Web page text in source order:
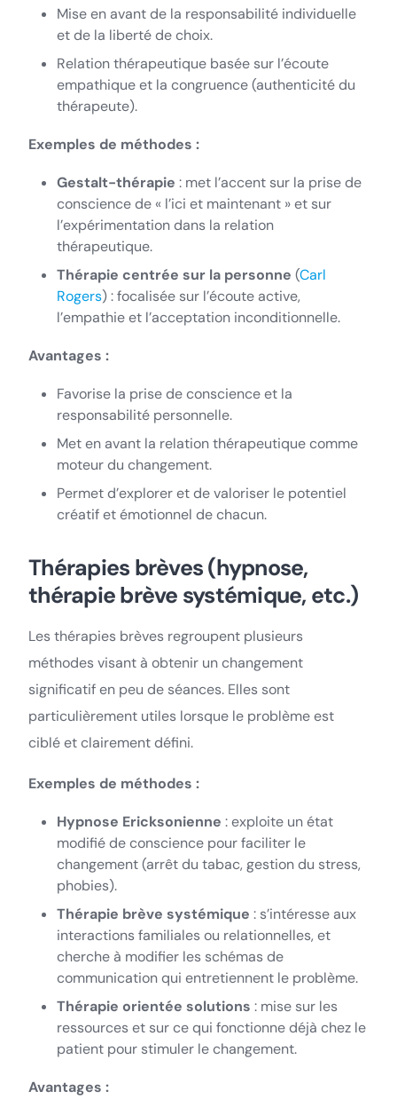
Mise en avant de la responsabilité individuelle
et de la liberté de choix.
Relation thérapeutique basée sur l’écoute
empathique et la congruence (authenticité du
thérapeute).
Exemples de méthodes :
Gestalt-thérapie : met l’accent sur la prise de
conscience de « l’ici et maintenant » et sur
l’expérimentation dans la relation
thérapeutique.
Thérapie centrée sur la personne (Carl
Rogers) : focalisée sur l’écoute active,
l’empathie et l’acceptation inconditionnelle.
Avantages :
Favorise la prise de conscience et la
responsabilité personnelle.
Met en avant la relation thérapeutique comme
moteur du changement.
Permet d’explorer et de valoriser le potentiel
créatif et émotionnel de chacun.
Thérapies brèves (hypnose,
thérapie brève systémique, etc.)
Les thérapies brèves regroupent plusieurs
méthodes visant à obtenir un changement
significatif en peu de séances. Elles sont
particulièrement utiles lorsque le problème est
ciblé et clairement défini.
Exemples de méthodes :
Hypnose Ericksonienne : exploite un état
modifié de conscience pour faciliter le
changement (arrêt du tabac, gestion du stress,
phobies).
Thérapie brève systémique : s’intéresse aux
interactions familiales ou relationnelles, et
cherche à modifier les schémas de
communication qui entretiennent le problème.
Thérapie orientée solutions : mise sur les
ressources et sur ce qui fonctionne déjà chez le
patient pour stimuler le changement.
Avantages :